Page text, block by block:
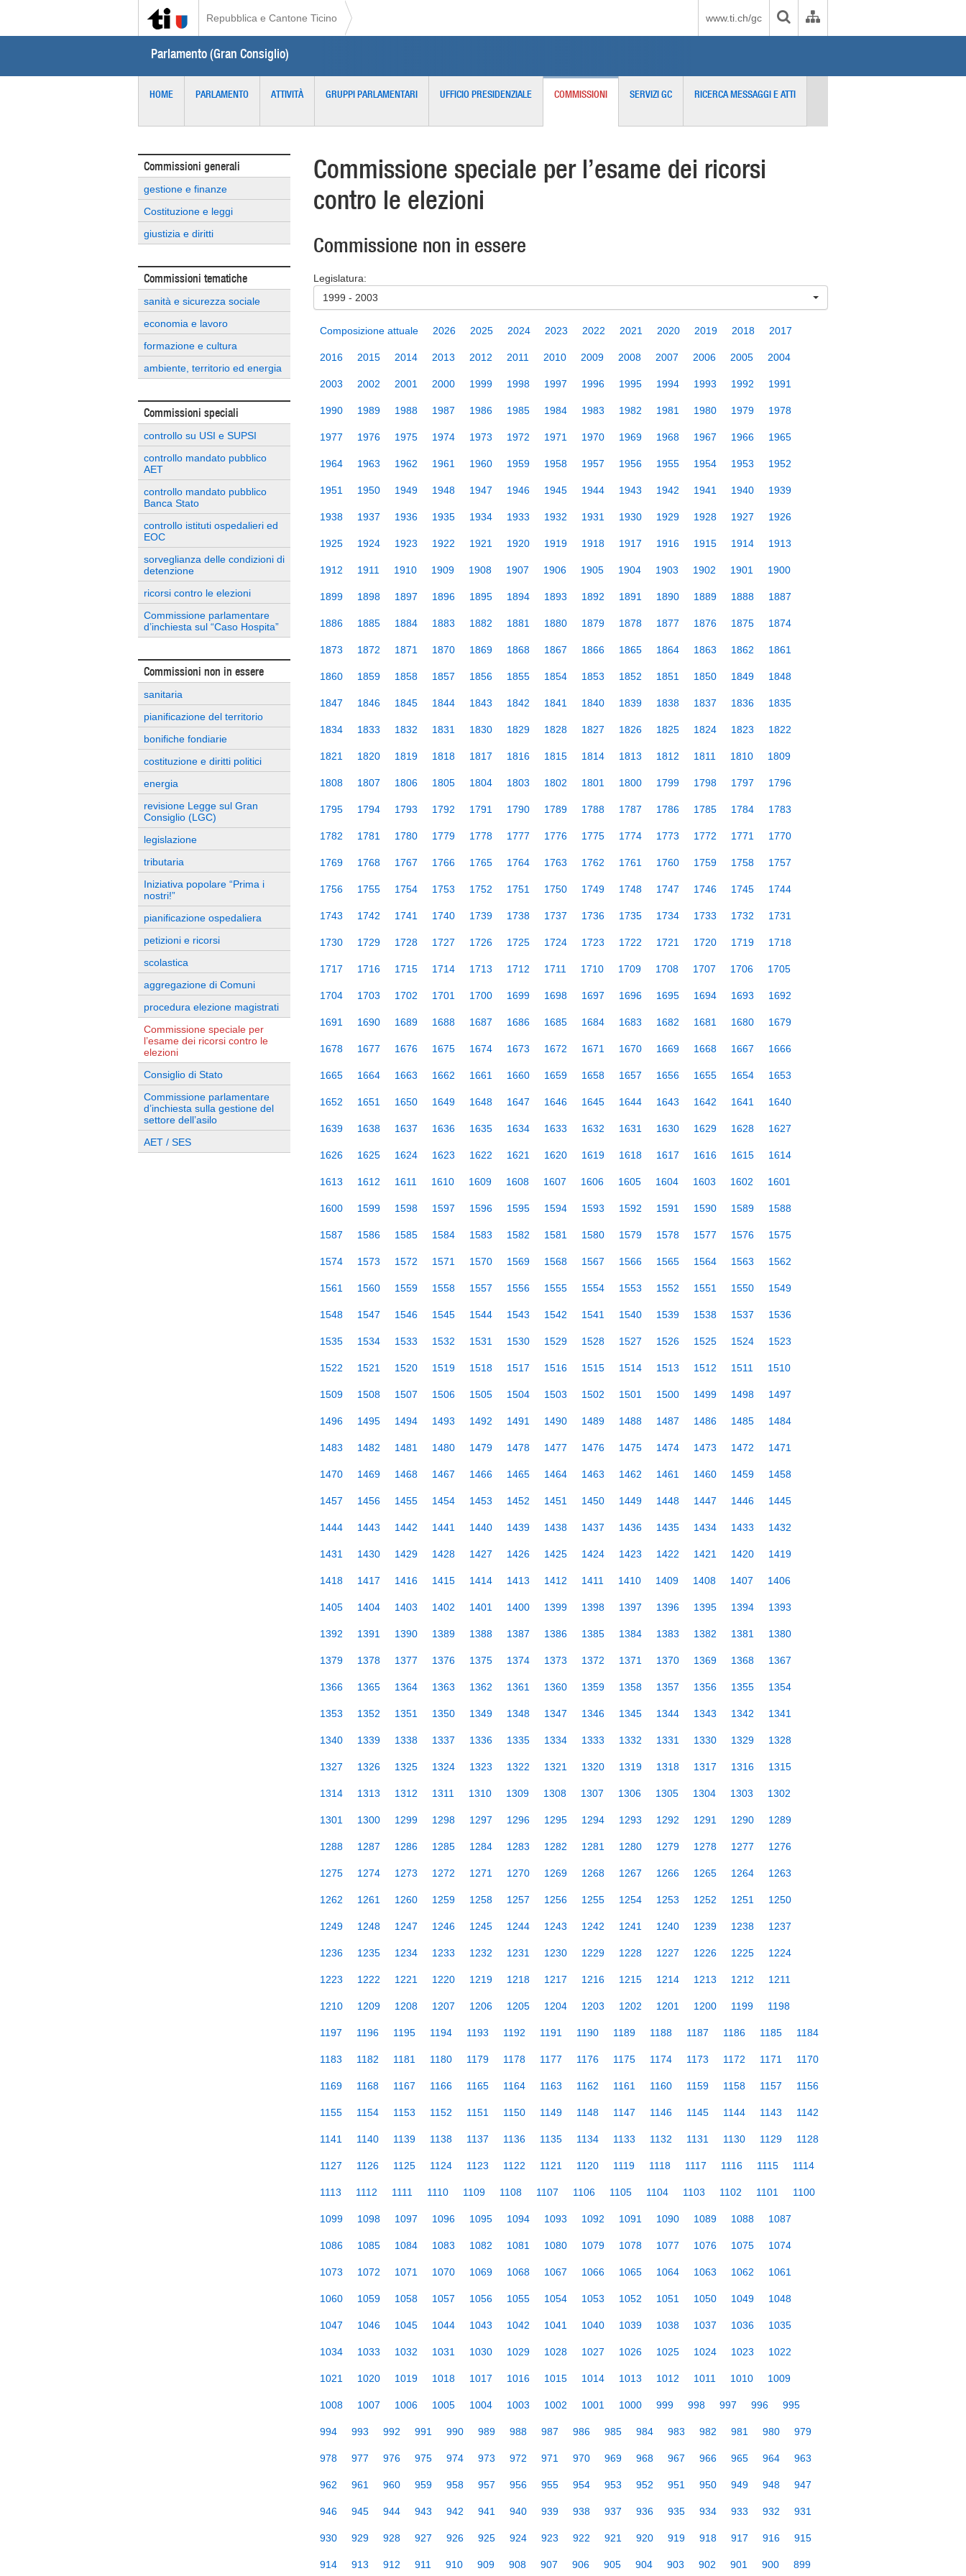
Repubblica e Cantone Ticino www.ti.ch/gc
Parlamento (Gran Consiglio)
HOME PARLAMENTO ATTIVITÀ GRUPPI PARLAMENTARI UFFICIO PRESIDENZIALE COMMISSIONI SERVIZI GC RICERCA MESSAGGI E ATTI
Commissioni generali
gestione e finanze
Costituzione e leggi
giustizia e diritti
Commissioni tematiche
sanità e sicurezza sociale
economia e lavoro
formazione e cultura
ambiente, territorio ed energia
Commissioni speciali
controllo su USI e SUPSI
controllo mandato pubblico
AET
controllo mandato pubblico
Banca Stato
controllo istituti ospedalieri ed
EOC
sorveglianza delle condizioni di
detenzione
ricorsi contro le elezioni
Commissione parlamentare
d’inchiesta sul “Caso Hospita”
Commissioni non in essere
sanitaria
pianificazione del territorio
bonifiche fondiarie
costituzione e diritti politici
energia
revisione Legge sul Gran
Consiglio (LGC)
legislazione
tributaria
Iniziativa popolare “Prima i
nostri!”
pianificazione ospedaliera
petizioni e ricorsi
scolastica
aggregazione di Comuni
procedura elezione magistrati
Commissione speciale per
l’esame dei ricorsi contro le
elezioni
Consiglio di Stato
Commissione parlamentare
d’inchiesta sulla gestione del
settore dell’asilo
AET / SES
Commissione speciale per l’esame dei ricorsi
contro le elezioni
Commissione non in essere
Legislatura:
1999 - 2003
Composizione attuale 2026 2025 2024 2023 2022 2021 2020 2019 2018 2017
2016 2015 2014 2013 2012 2011 2010 2009 2008 2007 2006 2005 2004
2003 2002 2001 2000 1999 1998 1997 1996 1995 1994 1993 1992 1991
1990 1989 1988 1987 1986 1985 1984 1983 1982 1981 1980 1979 1978
1977 1976 1975 1974 1973 1972 1971 1970 1969 1968 1967 1966 1965
1964 1963 1962 1961 1960 1959 1958 1957 1956 1955 1954 1953 1952
1951 1950 1949 1948 1947 1946 1945 1944 1943 1942 1941 1940 1939
1938 1937 1936 1935 1934 1933 1932 1931 1930 1929 1928 1927 1926
1925 1924 1923 1922 1921 1920 1919 1918 1917 1916 1915 1914 1913
1912 1911 1910 1909 1908 1907 1906 1905 1904 1903 1902 1901 1900
1899 1898 1897 1896 1895 1894 1893 1892 1891 1890 1889 1888 1887
1886 1885 1884 1883 1882 1881 1880 1879 1878 1877 1876 1875 1874
1873 1872 1871 1870 1869 1868 1867 1866 1865 1864 1863 1862 1861
1860 1859 1858 1857 1856 1855 1854 1853 1852 1851 1850 1849 1848
1847 1846 1845 1844 1843 1842 1841 1840 1839 1838 1837 1836 1835
1834 1833 1832 1831 1830 1829 1828 1827 1826 1825 1824 1823 1822
1821 1820 1819 1818 1817 1816 1815 1814 1813 1812 1811 1810 1809
1808 1807 1806 1805 1804 1803 1802 1801 1800 1799 1798 1797 1796
1795 1794 1793 1792 1791 1790 1789 1788 1787 1786 1785 1784 1783
1782 1781 1780 1779 1778 1777 1776 1775 1774 1773 1772 1771 1770
1769 1768 1767 1766 1765 1764 1763 1762 1761 1760 1759 1758 1757
1756 1755 1754 1753 1752 1751 1750 1749 1748 1747 1746 1745 1744
1743 1742 1741 1740 1739 1738 1737 1736 1735 1734 1733 1732 1731
1730 1729 1728 1727 1726 1725 1724 1723 1722 1721 1720 1719 1718
1717 1716 1715 1714 1713 1712 1711 1710 1709 1708 1707 1706 1705
1704 1703 1702 1701 1700 1699 1698 1697 1696 1695 1694 1693 1692
1691 1690 1689 1688 1687 1686 1685 1684 1683 1682 1681 1680 1679
1678 1677 1676 1675 1674 1673 1672 1671 1670 1669 1668 1667 1666
1665 1664 1663 1662 1661 1660 1659 1658 1657 1656 1655 1654 1653
1652 1651 1650 1649 1648 1647 1646 1645 1644 1643 1642 1641 1640
1639 1638 1637 1636 1635 1634 1633 1632 1631 1630 1629 1628 1627
1626 1625 1624 1623 1622 1621 1620 1619 1618 1617 1616 1615 1614
1613 1612 1611 1610 1609 1608 1607 1606 1605 1604 1603 1602 1601
1600 1599 1598 1597 1596 1595 1594 1593 1592 1591 1590 1589 1588
1587 1586 1585 1584 1583 1582 1581 1580 1579 1578 1577 1576 1575
1574 1573 1572 1571 1570 1569 1568 1567 1566 1565 1564 1563 1562
1561 1560 1559 1558 1557 1556 1555 1554 1553 1552 1551 1550 1549
1548 1547 1546 1545 1544 1543 1542 1541 1540 1539 1538 1537 1536
1535 1534 1533 1532 1531 1530 1529 1528 1527 1526 1525 1524 1523
1522 1521 1520 1519 1518 1517 1516 1515 1514 1513 1512 1511 1510
1509 1508 1507 1506 1505 1504 1503 1502 1501 1500 1499 1498 1497
1496 1495 1494 1493 1492 1491 1490 1489 1488 1487 1486 1485 1484
1483 1482 1481 1480 1479 1478 1477 1476 1475 1474 1473 1472 1471
1470 1469 1468 1467 1466 1465 1464 1463 1462 1461 1460 1459 1458
1457 1456 1455 1454 1453 1452 1451 1450 1449 1448 1447 1446 1445
1444 1443 1442 1441 1440 1439 1438 1437 1436 1435 1434 1433 1432
1431 1430 1429 1428 1427 1426 1425 1424 1423 1422 1421 1420 1419
1418 1417 1416 1415 1414 1413 1412 1411 1410 1409 1408 1407 1406
1405 1404 1403 1402 1401 1400 1399 1398 1397 1396 1395 1394 1393
1392 1391 1390 1389 1388 1387 1386 1385 1384 1383 1382 1381 1380
1379 1378 1377 1376 1375 1374 1373 1372 1371 1370 1369 1368 1367
1366 1365 1364 1363 1362 1361 1360 1359 1358 1357 1356 1355 1354
1353 1352 1351 1350 1349 1348 1347 1346 1345 1344 1343 1342 1341
1340 1339 1338 1337 1336 1335 1334 1333 1332 1331 1330 1329 1328
1327 1326 1325 1324 1323 1322 1321 1320 1319 1318 1317 1316 1315
1314 1313 1312 1311 1310 1309 1308 1307 1306 1305 1304 1303 1302
1301 1300 1299 1298 1297 1296 1295 1294 1293 1292 1291 1290 1289
1288 1287 1286 1285 1284 1283 1282 1281 1280 1279 1278 1277 1276
1275 1274 1273 1272 1271 1270 1269 1268 1267 1266 1265 1264 1263
1262 1261 1260 1259 1258 1257 1256 1255 1254 1253 1252 1251 1250
1249 1248 1247 1246 1245 1244 1243 1242 1241 1240 1239 1238 1237
1236 1235 1234 1233 1232 1231 1230 1229 1228 1227 1226 1225 1224
1223 1222 1221 1220 1219 1218 1217 1216 1215 1214 1213 1212 1211
1210 1209 1208 1207 1206 1205 1204 1203 1202 1201 1200 1199 1198
1197 1196 1195 1194 1193 1192 1191 1190 1189 1188 1187 1186 1185 1184
1183 1182 1181 1180 1179 1178 1177 1176 1175 1174 1173 1172 1171 1170
1169 1168 1167 1166 1165 1164 1163 1162 1161 1160 1159 1158 1157 1156
1155 1154 1153 1152 1151 1150 1149 1148 1147 1146 1145 1144 1143 1142
1141 1140 1139 1138 1137 1136 1135 1134 1133 1132 1131 1130 1129 1128
1127 1126 1125 1124 1123 1122 1121 1120 1119 1118 1117 1116 1115 1114
1113 1112 1111 1110 1109 1108 1107 1106 1105 1104 1103 1102 1101 1100
1099 1098 1097 1096 1095 1094 1093 1092 1091 1090 1089 1088 1087
1086 1085 1084 1083 1082 1081 1080 1079 1078 1077 1076 1075 1074
1073 1072 1071 1070 1069 1068 1067 1066 1065 1064 1063 1062 1061
1060 1059 1058 1057 1056 1055 1054 1053 1052 1051 1050 1049 1048
1047 1046 1045 1044 1043 1042 1041 1040 1039 1038 1037 1036 1035
1034 1033 1032 1031 1030 1029 1028 1027 1026 1025 1024 1023 1022
1021 1020 1019 1018 1017 1016 1015 1014 1013 1012 1011 1010 1009
1008 1007 1006 1005 1004 1003 1002 1001 1000 999 998 997 996 995
994 993 992 991 990 989 988 987 986 985 984 983 982 981 980 979
978 977 976 975 974 973 972 971 970 969 968 967 966 965 964 963
962 961 960 959 958 957 956 955 954 953 952 951 950 949 948 947
946 945 944 943 942 941 940 939 938 937 936 935 934 933 932 931
930 929 928 927 926 925 924 923 922 921 920 919 918 917 916 915
914 913 912 911 910 909 908 907 906 905 904 903 902 901 900 899